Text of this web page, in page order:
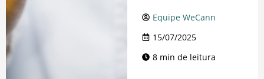
Equipe WeCann
15/07/2025
8 min de leitura